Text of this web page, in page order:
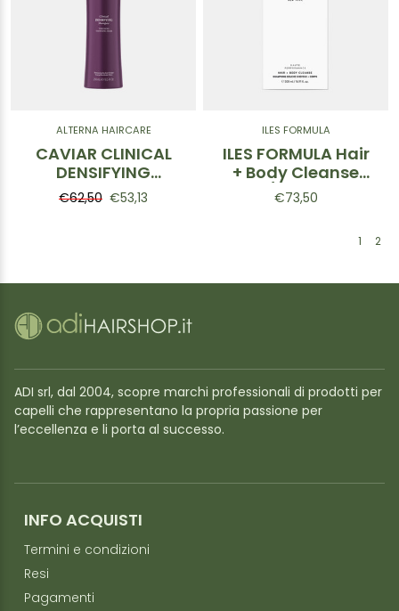
ALTERNA HAIRCARE
CAVIAR CLINICAL
DENSIFYING
Shampoo 250ml
€62,50 €53,13
ILES FORMULA
ILES FORMULA Hair
+ Body Cleanse
w/sponge
€73,50
2
ADI srl, dal 2004, scopre marchi professionali di prodotti per
capelli che rappresentano la propria passione per
l’eccellenza e li porta al successo.
INFO ACQUISTI
Termini e condizioni
Resi
Pagamenti